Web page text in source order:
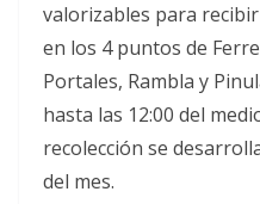
valorizables para
en los 4 puntos de
Portales, Rambla y
hasta las 12:00 del
recolección se
del mes.